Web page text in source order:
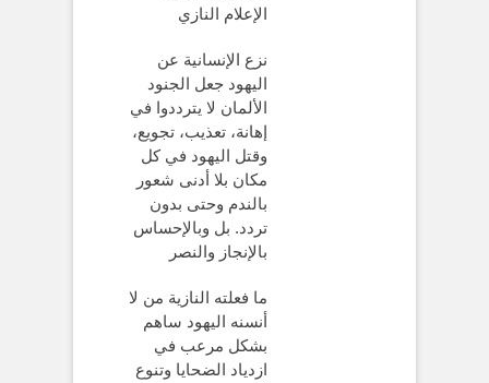
الإعلام النازي
نزع الإنسانية عن
اليهود جعل الجنود
الألمان لا يترددوا في
إهانة، تعذيب، تجويع،
وقتل اليهود في كل
مكان بلا أدنى شعور
بالندم وحتى بدون
تردد. بل وبالإحساس
بالإنجاز والنصر
ما فعلته النازية من لا
أنسنه اليهود ساهم
بشكل مرعب في
ازدياد الضحايا وتنوع